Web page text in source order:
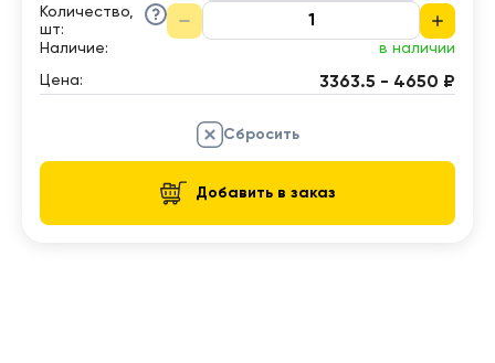
Количество,
шт:
Наличие:
в наличии
Цена: 3363.5 - 4650 ₽
Сбросить
Добавить в заказ